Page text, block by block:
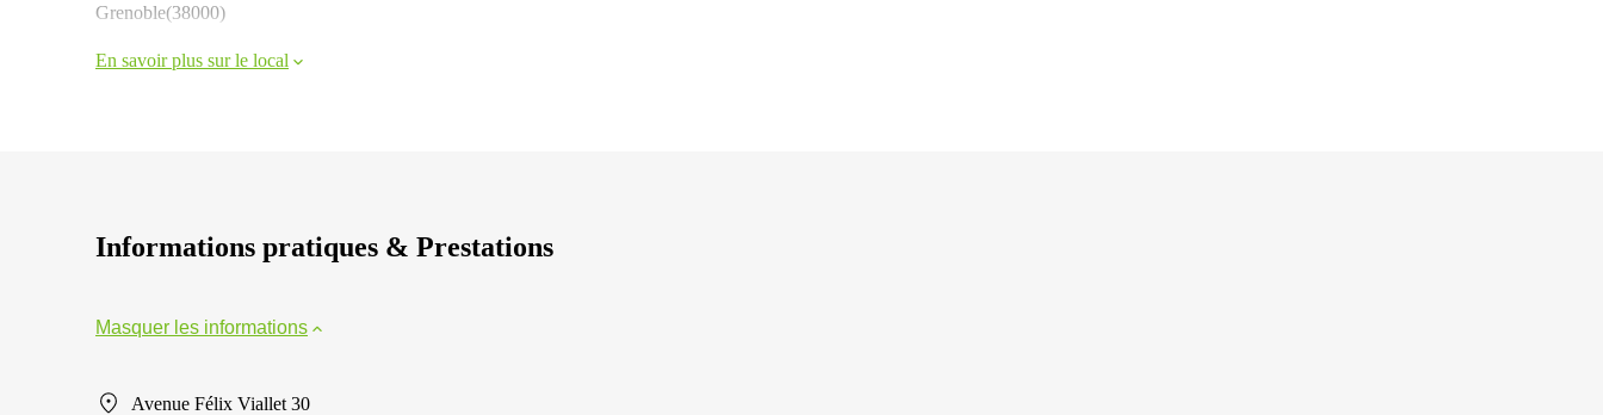
Grenoble(38000)
En savoir plus sur le local
Informations pratiques & Prestations
Masquer les informations
Avenue Félix Viallet 30